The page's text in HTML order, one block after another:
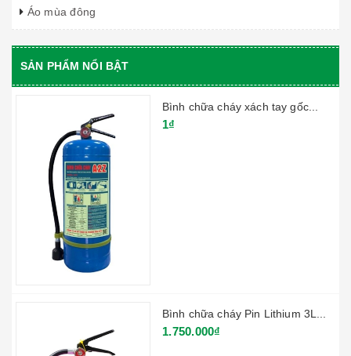
Áo mùa đông
SẢN PHẨM NỔI BẬT
Bình chữa cháy xách tay gốc...
1₫
Bình chữa cháy Pin Lithium 3L...
1.750.000₫